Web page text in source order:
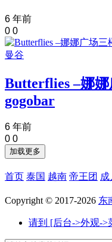
6 年前
0 0
曼谷
Butterflies –娜
gogobar
6 年前
0 0
加载更多
首页 泰国 越南 帝王团
Copyright © 2017-2026 东
请到 [后台->外观->